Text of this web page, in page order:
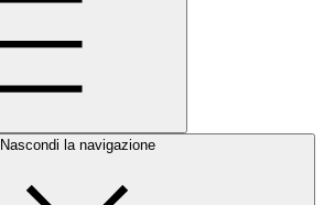
Nascondi la navigazione